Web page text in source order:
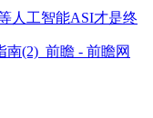
人工智能ASI才是终
(2)_前瞻 - 前瞻网